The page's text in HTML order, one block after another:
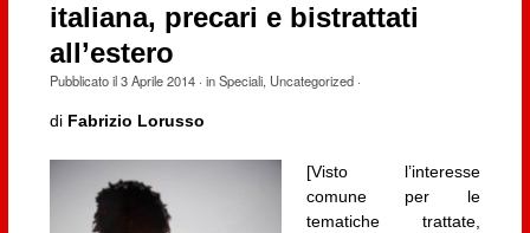
italiana, precari e bistrattati
all’estero
Pubblicato il3 Aprile 2014· inSpeciali, Uncategorized·
di Fabrizio Lorusso
[Visto l’interesse
comune per le
tematiche trattate,